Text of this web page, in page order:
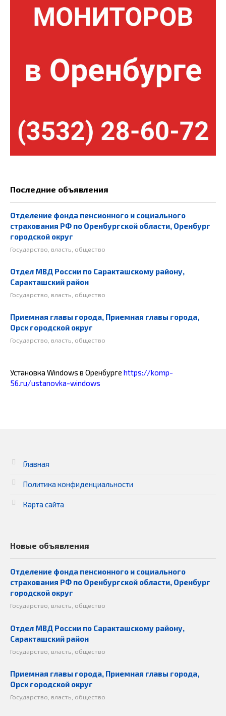
Последние объявления
Отделение фонда пенсионного и социального
страхования РФ по Оренбургской области, Оренбург
городской округ
Государство, власть, общество
Отдел МВД России по Саракташскому району,
Саракташский район
Государство, власть, общество
Приемная главы города, Приемная главы города,
Орск городской округ
Государство, власть, общество
Установка Windows в Оренбурге https://komp-
56.ru/ustanovka-windows
Главная
Политика конфиденциальности
Карта сайта
Новые объявления
Отделение фонда пенсионного и социального
страхования РФ по Оренбургской области, Оренбург
городской округ
Государство, власть, общество
Отдел МВД России по Саракташскому району,
Саракташский район
Государство, власть, общество
Приемная главы города, Приемная главы города,
Орск городской округ
Государство, власть, общество